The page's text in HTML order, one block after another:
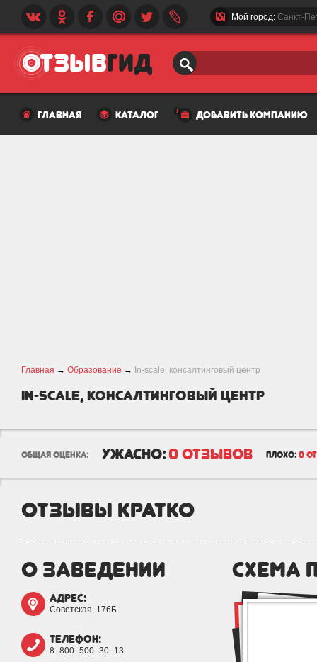
Мой город: Санкт-
главная каталог добавить компанию
Главная → Образование → In-scale, консалтинговый центр
In-scale, консалтинговый центр
общая оценка: ужасно: 0 отзывов плохо: 0
отзывы кратко
о заведении
адрес:
Советская, 176Б
телефон:
8‒800‒500‒30‒13
схема